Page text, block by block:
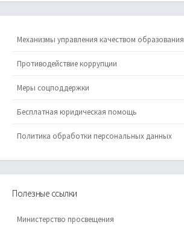
Механизмы управления качеством образования
Противодействие коррупции
Меры соцподдержки
Бесплатная юридическая помощь
Политика обработки персональных данных
Полезные ссылки
Министерство просвещения